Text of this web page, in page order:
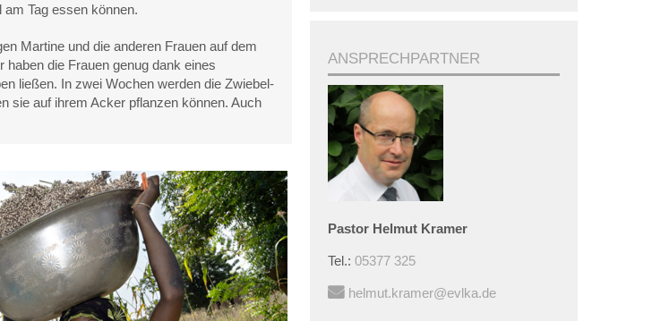
Tag essen können.
Martine und die anderen Frauen auf dem
die Frauen genug dank eines
ließen. In zwei Wochen werden die Zwiebel-
sie auf ihrem Acker pflanzen können. Auch
ANSPRECHPARTNER
Pastor Helmut Kramer
Tel.: 05377 325
helmut.kramer@evlka.de